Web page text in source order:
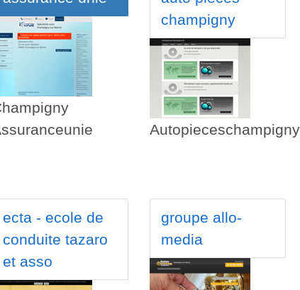
champigny
Autopieceschampigny
ecta - ecole de
conduite tazaro
et asso
groupe allo-
media